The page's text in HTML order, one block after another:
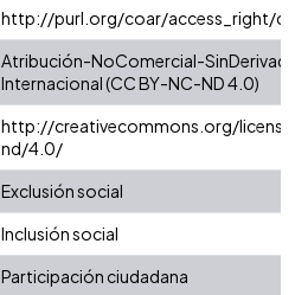
http://purl.org/coar/access_right/
Atribución-NoComercial-
Internacional (CC BY-NC-ND 4.0)
http://creativecommons.org/
nd/4.0/
Exclusión social
Inclusión social
Participación ciudadana